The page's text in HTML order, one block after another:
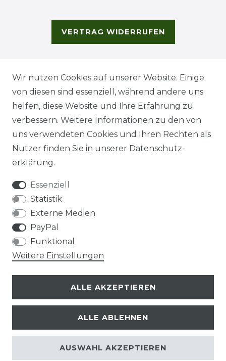
VERTRAG WIDERRUFEN
© Copyright 2026 | Alle Rechte vorbehalten.
Wir nutzen Cookies auf unserer Website. Einige
von diesen sind essenziell, während andere uns
helfen, diese Website und Ihre Erfahrung zu
verbessern. Weitere Informationen zu den von
uns verwendeten Cookies und Ihren Rechten als
Nutzer finden Sie in unserer Daten­schutz­
erklärung.
Essenziell
Statistik
Externe Medien
PayPal
Funktional
Weitere Einstellungen
ALLE AKZEPTIEREN
ALLE ABLEHNEN
AUSWAHL AKZEPTIEREN